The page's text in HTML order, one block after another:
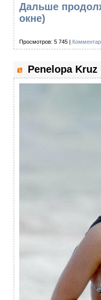
Дальше
окне)
Просмотров: 5 745 |
Penelopa